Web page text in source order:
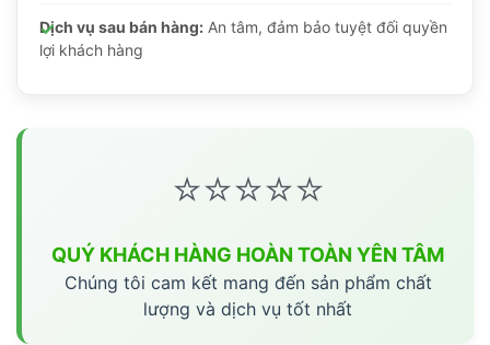
Dịch vụ sau bán hàng: An tâm, đảm bảo tuyệt đối quyền
lợi khách hàng
⭐⭐⭐⭐⭐
QUÝ KHÁCH HÀNG HOÀN TOÀN YÊN TÂM
Chúng tôi cam kết mang đến sản phẩm chất
lượng và dịch vụ tốt nhất